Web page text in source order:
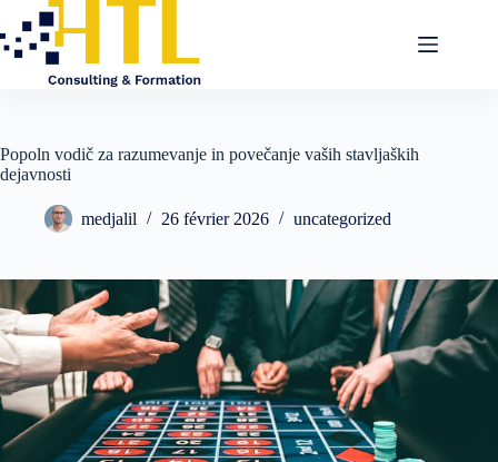
Popoln vodič za razumevanje in povečanje vaših stavljaških
dejavnosti
medjalil 26 février 2026 uncategorized